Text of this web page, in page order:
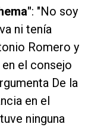
: "No soy
ni tenía
Romero y
el consejo
De la
en el
ninguna